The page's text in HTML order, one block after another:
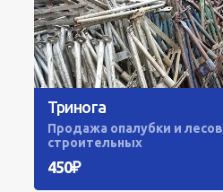
Тринога
Продажа опалубки и лесов
строительных
450₽